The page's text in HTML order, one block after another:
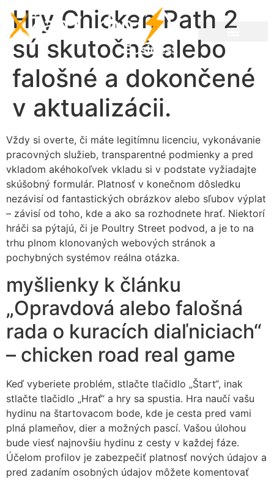
Hry Chicken Path 2
sú skutočné alebo
falošné a dokončené
v aktualizácii.
Vždy si overte, či máte legitímnu licenciu, vykonávanie
pracovných služieb, transparentné podmienky a pred
vkladom akéhokoľvek vkladu si v podstate vyžiadajte
skúšobný formulár. Platnosť v konečnom dôsledku
nezávisí od fantastických obrázkov alebo sľubov výplat
– závisí od toho, kde a ako sa rozhodnete hrať. Niektorí
hráči sa pýtajú, či je Poultry Street podvod, a je to na
trhu plnom klonovaných webových stránok a
pochybných systémov reálna otázka.
myšlienky k článku
„Opravdová alebo falošná
rada o kuracích diaľniciach“
– chicken road real game
Keď vyberiete problém, stlačte tlačidlo „Štart“, inak
stlačte tlačidlo „Hrať“ a hry sa spustia. Hra naučí vašu
hydinu na štartovacom bode, kde je cesta pred vami
plná plameňov, dier a možných pascí. Vašou úlohou
bude viesť najnovšiu hydinu z cesty v každej fáze.
Účelom profilov je zabezpečiť platnosť nových údajov a
pred zadaním osobných údajov môžete komentovať